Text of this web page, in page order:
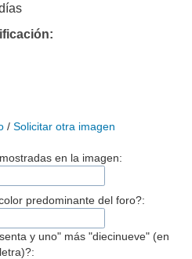
/ Solicitar otra imagen
en la imagen:
predominante del foro?:
y uno" más "diecinueve" (en
letra)?: